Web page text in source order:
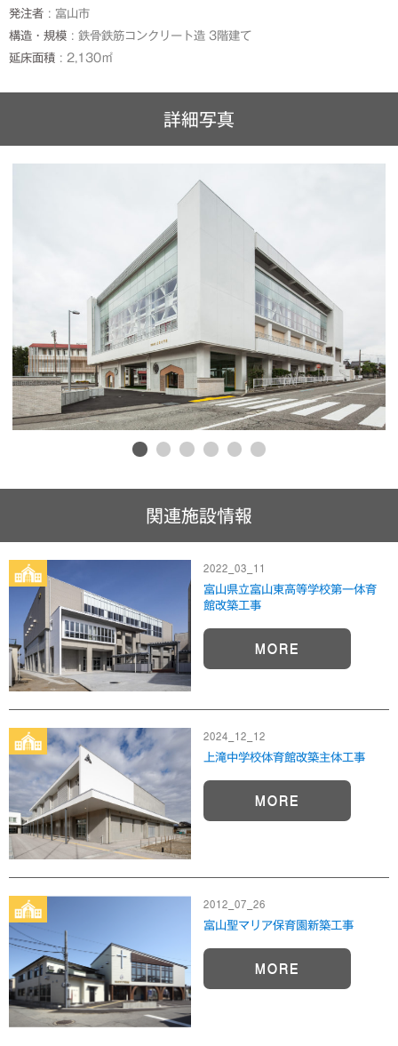
発注者
富山市
構造・規模
鉄骨鉄筋コンクリート造 3階建て
延床面積
2,130㎡
詳細写真
関連施設情報
2022_03_11
富山県立富山東高等学校第一体育
館改築工事
MORE
2024_12_12
上滝中学校体育館改築主体工事
MORE
2012_07_26
富山聖マリア保育園新築工事
MORE